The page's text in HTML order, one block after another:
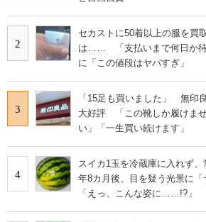
2
セカストに50着以上の服を買
は…… 「支払いまで何日か待
に「この値段はヤバすぎ」
3
「15足も買いました」 無印
大好評 「この靴しか履けま
い」「一生買い続けます」
4
スイカ1玉を冷蔵庫に入れず
年8カ月後、目を疑う光景に「
「えっ、こんな姿に……!?」